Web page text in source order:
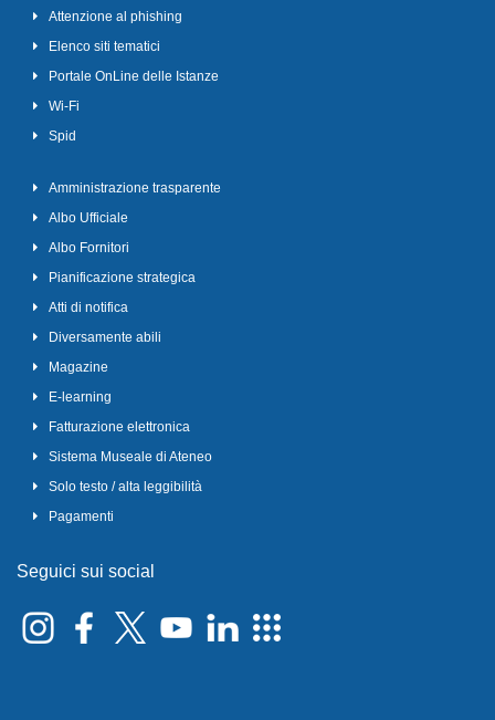
Attenzione al phishing
Elenco siti tematici
Portale OnLine delle Istanze
Wi-Fi
Spid
Amministrazione trasparente
Albo Ufficiale
Albo Fornitori
Pianificazione strategica
Atti di notifica
Diversamente abili
Magazine
E-learning
Fatturazione elettronica
Sistema Museale di Ateneo
Solo testo / alta leggibilità
Pagamenti
Seguici sui social